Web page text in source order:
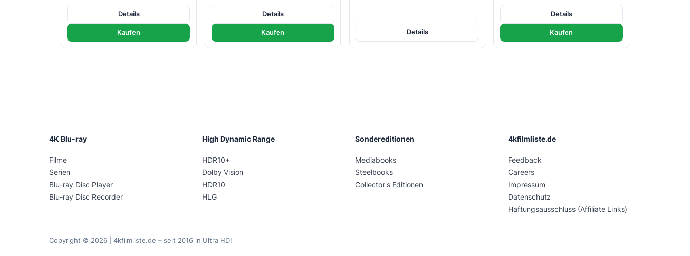
Details
Kaufen
Details
Kaufen Details
Details
Kaufen
4K Blu-ray
Filme
Serien
Blu-ray Disc Player
Blu-ray Disc Recorder
High Dynamic Range
HDR10+
Dolby Vision
HDR10
HLG
Sondereditionen
Mediabooks
Steelbooks
Collector's Editionen
4kfilmliste.de
Feedback
Careers
Impressum
Datenschutz
Haftungsausschluss (Affiliate Links)
Copyright © 2026 | 4kfilmliste.de – seit 2016 in Ultra HD!